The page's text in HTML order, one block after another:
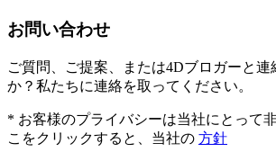
お問い合わせ
ご質問、ご提案、または4Dブロガーと連
か？私たちに連絡を取ってください。
* お客様のプライバシーは当社にとって
こをクリックすると、当社の 方針